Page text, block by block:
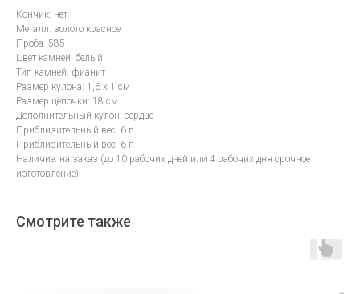
Кончик: нет
Металл: золото красное
Проба: 585
Цвет камней: белый
Тип камней: фианит
Размер кулона: 1,6 х 1 см
Размер цепочки: 18 см
Дополнительный кулон: сердце
Приблизительный вес: 6 г.
Приблизительный вес: 6 г.
Наличие: на заказ (до 10 рабочих дней или 4 рабочих дня срочное
изготовление)
Смотрите также